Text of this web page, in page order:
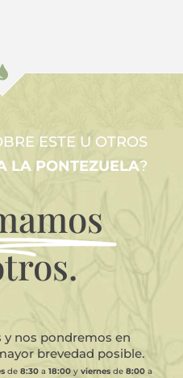
ESTE U OTROS
LA PONTEZUELA?
nos pondremos en
brevedad posible.
de 8:30 a 18:00 y viernes de 8:00 a